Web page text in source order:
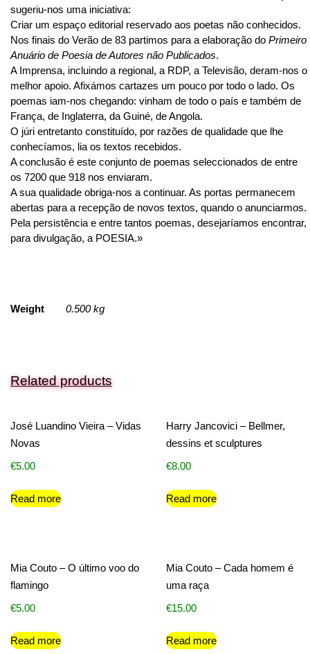
sugeriu-nos uma iniciativa:
Criar um espaço editorial reservado aos poetas não conhecidos.
Nos finais do Verão de 83 partimos para a elaboração do Primeiro
Anuário de Poesia de Autores não Publicados.
A Imprensa, incluindo a regional, a RDP, a Televisão, deram-nos o
melhor apoio. Afixámos cartazes um pouco por todo o lado. Os
poemas iam-nos chegando: vinham de todo o país e também de
França, de Inglaterra, da Guiné, de Angola.
O júri entretanto constituído, por razões de qualidade que lhe
conhecíamos, lia os textos recebidos.
A conclusão é este conjunto de poemas seleccionados de entre
os 7200 que 918 nos enviaram.
A sua qualidade obriga-nos a continuar. As portas permanecem
abertas para a recepção de novos textos, quando o anunciarmos.
Pela persistência e entre tantos poemas, desejaríamos encontrar,
para divulgação, a POESIA.»
Weight 0.500 kg
Related products
José Luandino Vieira – Vidas
Novas
€5.00
Read more
Harry Jancovici – Bellmer,
dessins et sculptures
€8.00
Read more
Mia Couto – O último voo do
flamingo
€5.00
Read more
Mia Couto – Cada homem é
uma raça
€15.00
Read more